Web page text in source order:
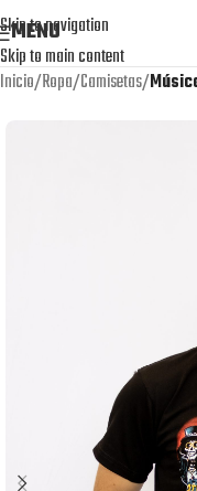
Skip to navigation
Skip to main content
MENU
Inicio Ropa Camisetas